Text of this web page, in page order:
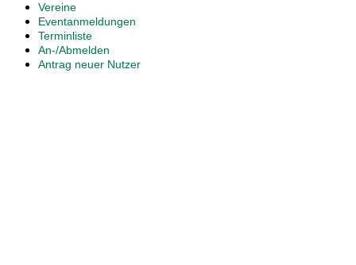
Vereine
Eventanmeldungen
Terminliste
An-/Abmelden
Antrag neuer Nutzer